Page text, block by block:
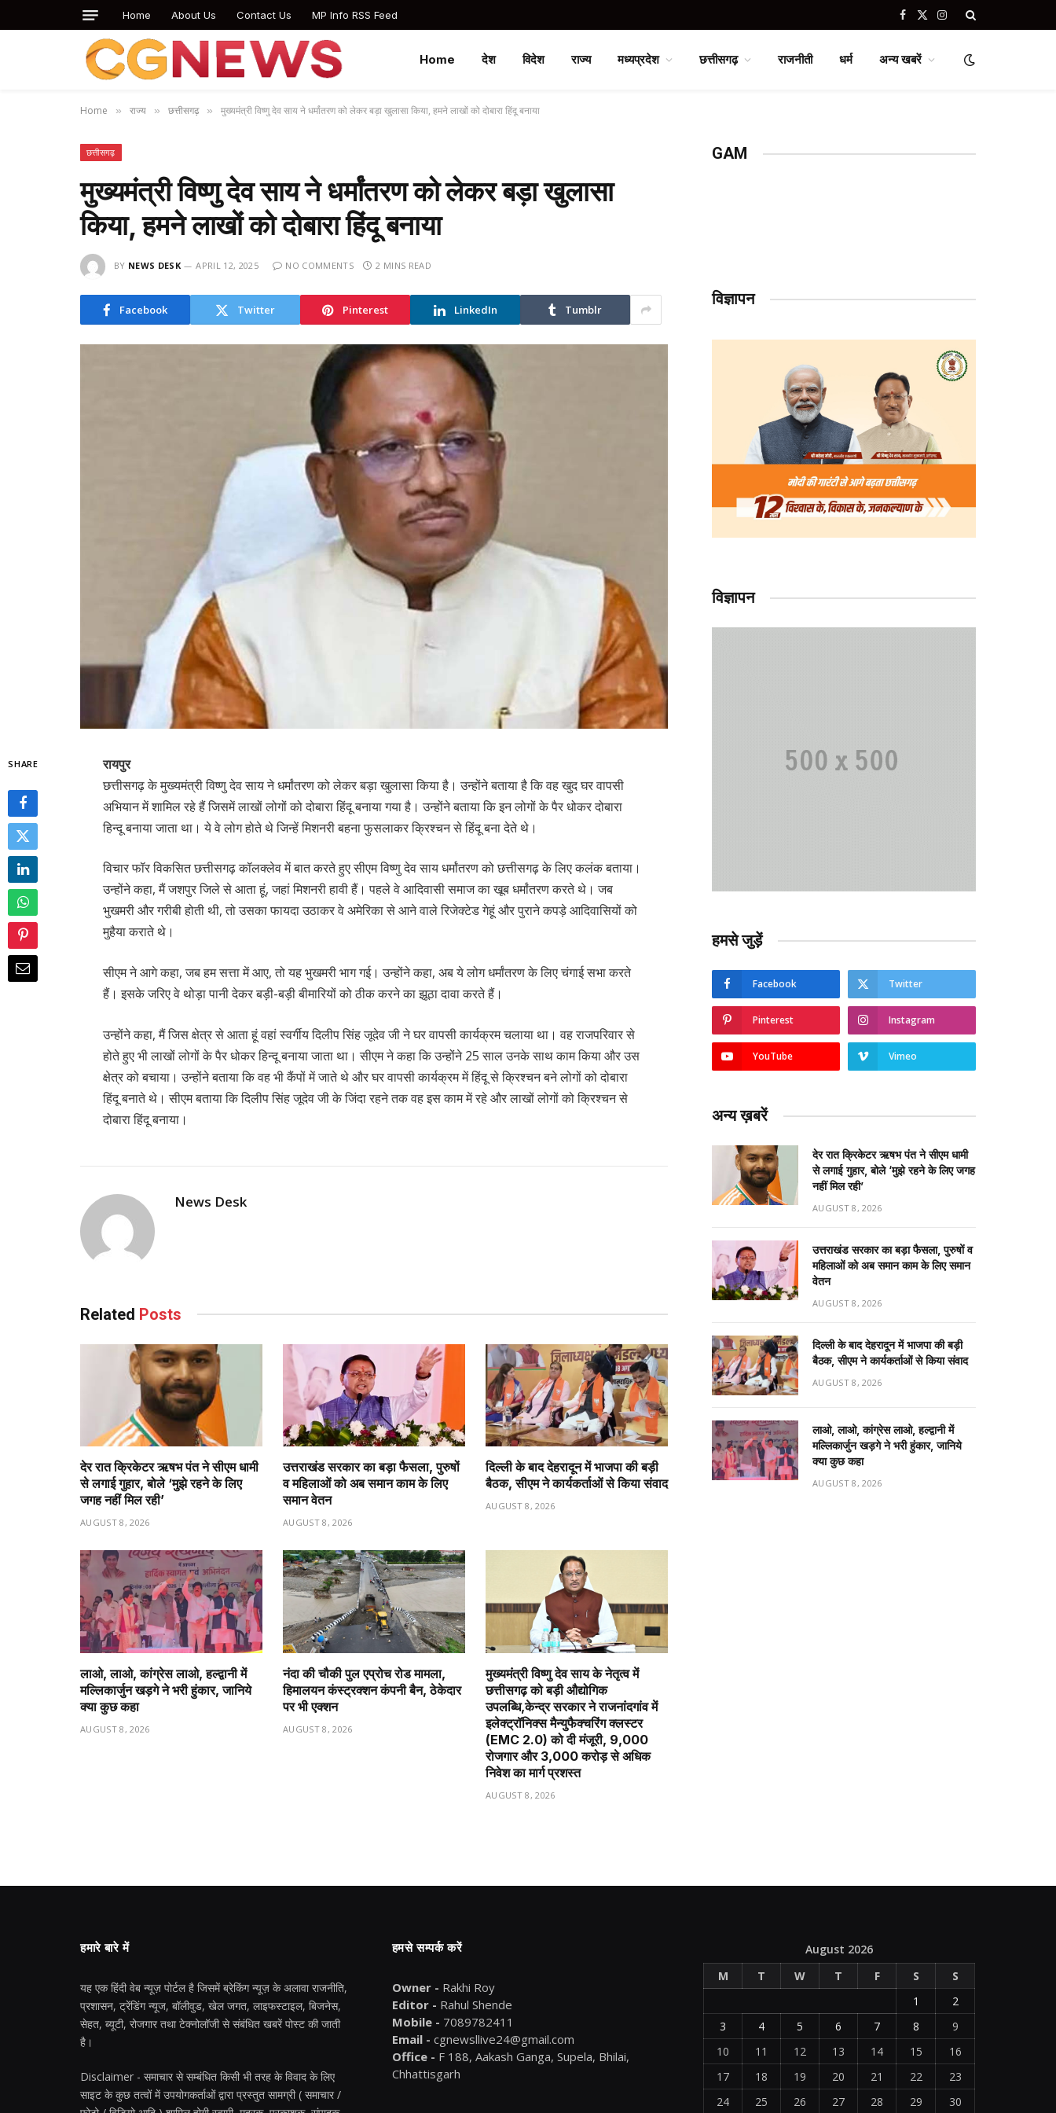
Home About Us Contact Us MP Info RSS Feed Facebook
X
Instagram
Home देश विदेश राज्य मध्यप्रदेश छत्तीसगढ़ राजनीती धर्म अन्य खबरें
Home » राज्य » छत्तीसगढ़ » मुख्यमंत्री विष्णु देव साय ने धर्मांतरण को लेकर बड़ा खुलासा किया, हमने लाखों को दोबारा हिंदू बनाया
छत्तीसगढ़
मुख्यमंत्री विष्णु देव साय ने धर्मांतरण को लेकर बड़ा खुलासा
किया, हमने लाखों को दोबारा हिंदू बनाया
BY NEWS DESK APRIL 12, 2025 NO COMMENTS 2 MINS READ
Facebook Twitter Pinterest LinkedIn Tumblr
SHARE
रायपुर
छत्तीसगढ़ के मुख्यमंत्री विष्णु देव साय ने धर्मांतरण को लेकर बड़ा खुलासा किया है। उन्होंने बताया है कि वह खुद घर वापसी
अभियान में शामिल रहे हैं जिसमें लाखों लोगों को दोबारा हिंदू बनाया गया है। उन्होंने बताया कि इन लोगों के पैर धोकर दोबारा
हिन्दू बनाया जाता था। ये वे लोग होते थे जिन्हें मिशनरी बहना फुसलाकर क्रिश्चन से हिंदू बना देते थे।
विचार फॉर विकसित छत्तीसगढ़ कॉलक्लेव में बात करते हुए सीएम विष्णु देव साय धर्मांतरण को छत्तीसगढ़ के लिए कलंक बताया।
उन्होंने कहा, मैं जशपुर जिले से आता हूं, जहां मिशनरी हावी हैं। पहले वे आदिवासी समाज का खूब धर्मांतरण करते थे। जब
भुखमरी और गरीबी होती थी, तो उसका फायदा उठाकर वे अमेरिका से आने वाले रिजेक्टेड गेहूं और पुराने कपड़े आदिवासियों को
मुहैया कराते थे।
सीएम ने आगे कहा, जब हम सत्ता में आए, तो यह भुखमरी भाग गई। उन्होंने कहा, अब ये लोग धर्मांतरण के लिए चंगाई सभा करते
हैं। इसके जरिए वे थोड़ा पानी देकर बड़ी-बड़ी बीमारियों को ठीक करने का झूठा दावा करते हैं।
उन्होंने कहा, मैं जिस क्षेत्र से आता हूं वहां स्वर्गीय दिलीप सिंह जूदेव जी ने घर वापसी कार्यक्रम चलाया था। वह राजपरिवार से
होते हुए भी लाखों लोगों के पैर धोकर हिन्दू बनाया जाता था। सीएम ने कहा कि उन्होंने 25 साल उनके साथ काम किया और उस
क्षेत्र को बचाया। उन्होंने बताया कि वह भी कैंपों में जाते थे और घर वापसी कार्यक्रम में हिंदू से क्रिश्चन बने लोगों को दोबारा
हिंदू बनाते थे। सीएम बताया कि दिलीप सिंह जूदेव जी के जिंदा रहने तक वह इस काम में रहे और लाखों लोगों को क्रिश्चन से
दोबारा हिंदू बनाया।
News Desk
Related Posts
देर रात क्रिकेटर ऋषभ पंत ने सीएम धामी
से लगाई गुहार, बोले ‘मुझे रहने के लिए
जगह नहीं मिल रही’
AUGUST 8, 2026
उत्तराखंड सरकार का बड़ा फैसला, पुरुषों
व महिलाओं को अब समान काम के लिए
समान वेतन
AUGUST 8, 2026
दिल्ली के बाद देहरादून में भाजपा की बड़ी
बैठक, सीएम ने कार्यकर्ताओं से किया संवाद
AUGUST 8, 2026
लाओ, लाओ, कांग्रेस लाओ, हल्द्वानी में
मल्लिकार्जुन खड़गे ने भरी हुंकार, जानिये
क्या कुछ कहा
AUGUST 8, 2026
नंदा की चौकी पुल एप्रोच रोड मामला,
हिमालयन कंस्ट्रक्शन कंपनी बैन, ठेकेदार
पर भी एक्शन
AUGUST 8, 2026
मुख्यमंत्री विष्णु देव साय के नेतृत्व में
छत्तीसगढ़ को बड़ी औद्योगिक
उपलब्धि,केन्द्र सरकार ने राजनांदगांव में
इलेक्ट्रॉनिक्स मैन्युफैक्चरिंग क्लस्टर
(EMC 2.0) को दी मंजूरी, 9,000
रोजगार और ₹3,000 करोड़ से अधिक
निवेश का मार्ग प्रशस्त
AUGUST 8, 2026
GAM
विज्ञापन
विज्ञापन
हमसे जुड़ें
Facebook Twitter
Pinterest Instagram
YouTube Vimeo
अन्य ख़बरें
देर रात क्रिकेटर ऋषभ पंत ने सीएम धामी
से लगाई गुहार, बोले ‘मुझे रहने के लिए जगह
नहीं मिल रही’
AUGUST 8, 2026
उत्तराखंड सरकार का बड़ा फैसला, पुरुषों व
महिलाओं को अब समान काम के लिए समान
वेतन
AUGUST 8, 2026
दिल्ली के बाद देहरादून में भाजपा की बड़ी
बैठक, सीएम ने कार्यकर्ताओं से किया संवाद
AUGUST 8, 2026
लाओ, लाओ, कांग्रेस लाओ, हल्द्वानी में
मल्लिकार्जुन खड़गे ने भरी हुंकार, जानिये
क्या कुछ कहा
AUGUST 8, 2026
हमारे बारे में
यह एक हिंदी वेब न्यूज़ पोर्टल है जिसमें ब्रेकिंग न्यूज़ के अलावा राजनीति,
प्रशासन, ट्रेंडिंग न्यूज, बॉलीवुड, खेल जगत, लाइफस्टाइल, बिजनेस,
सेहत, ब्यूटी, रोजगार तथा टेक्नोलॉजी से संबंधित खबरें पोस्ट की जाती
है।
Disclaimer - समाचार से सम्बंधित किसी भी तरह के विवाद के लिए
साइट के कुछ तत्वों में उपयोगकर्ताओं द्वारा प्रस्तुत सामग्री ( समाचार /
हमसे सम्पर्क करें
Owner - Rakhi Roy
Editor - Rahul Shende
Mobile - 7089782411
Email - cgnewsllive24@gmail.com
Office - F 188, Aakash Ganga, Supela, Bhilai,
Chhattisgarh
August 2026
M
T W T F S
S
1
2
3
4 5 6 7 8
9
10
11 12 13 14 15
16
17
18 19 20 21 22
23
24
25 26 27 28 29 30